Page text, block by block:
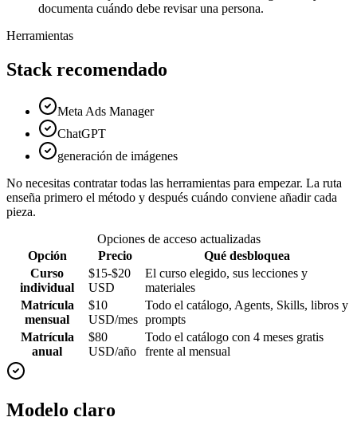
documenta cuándo debe revisar una persona.
Herramientas
Stack recomendado
Meta Ads Manager
ChatGPT
generación de imágenes
No necesitas contratar todas las herramientas para empezar. La ruta
enseña primero el método y después cuándo conviene añadir cada
pieza.
Opciones de acceso actualizadas
Opción
Precio
Qué desbloquea
Curso
individual
$15-$20
USD
El curso elegido, sus lecciones y
materiales
Matrícula
mensual
$10
USD/mes
Todo el catálogo, Agents, Skills, libros y
prompts
Matrícula
anual
$80
USD/año
Todo el catálogo con 4 meses gratis
frente al mensual
Modelo claro